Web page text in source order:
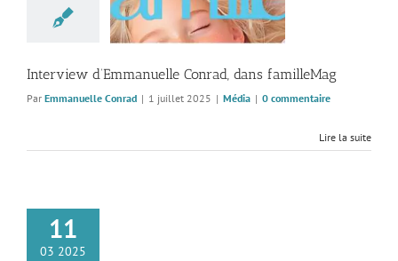
familleMag
Interview d’Emmanuelle Conrad, dans familleMag
Par Emmanuelle Conrad | 1 juillet 2025 | Média | 0 commentaire
Lire la suite
11
03 2025